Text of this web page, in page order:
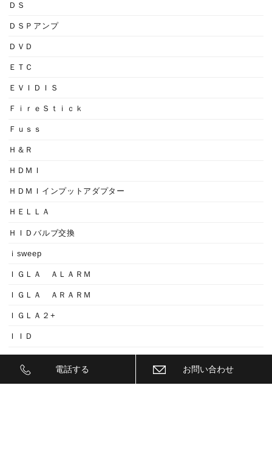
ＤＳ
ＤＳＰアンプ
ＤＶＤ
ＥＴＣ
ＥＶＩＤＩＳ
ＦｉｒｅＳｔｉｃｋ
Ｆｕｓｓ
Ｈ＆Ｒ
ＨＤＭＩ
ＨＤＭＩインプットアダプター
ＨＥＬＬＡ
ＨＩＤバルブ交換
ｉsweep
ＩＧＬＡ ＡＬＡＲＭ
ＩＧＬＡ ＡＲＡＲＭ
ＩＧＬＡ２+
ＩＩＤ
ＩＮＮＯ
ｉｓｗｅｅｐ(IS1500)
電話する お問い合わせ